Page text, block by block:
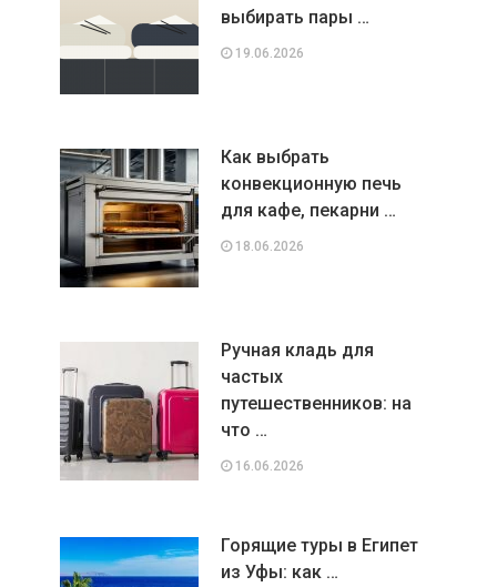
выбирать пары …
19.06.2026
Как выбрать
конвекционную печь
для кафе, пекарни …
18.06.2026
Ручная кладь для
частых
путешественников: на
что …
16.06.2026
Горящие туры в Египет
из Уфы: как …